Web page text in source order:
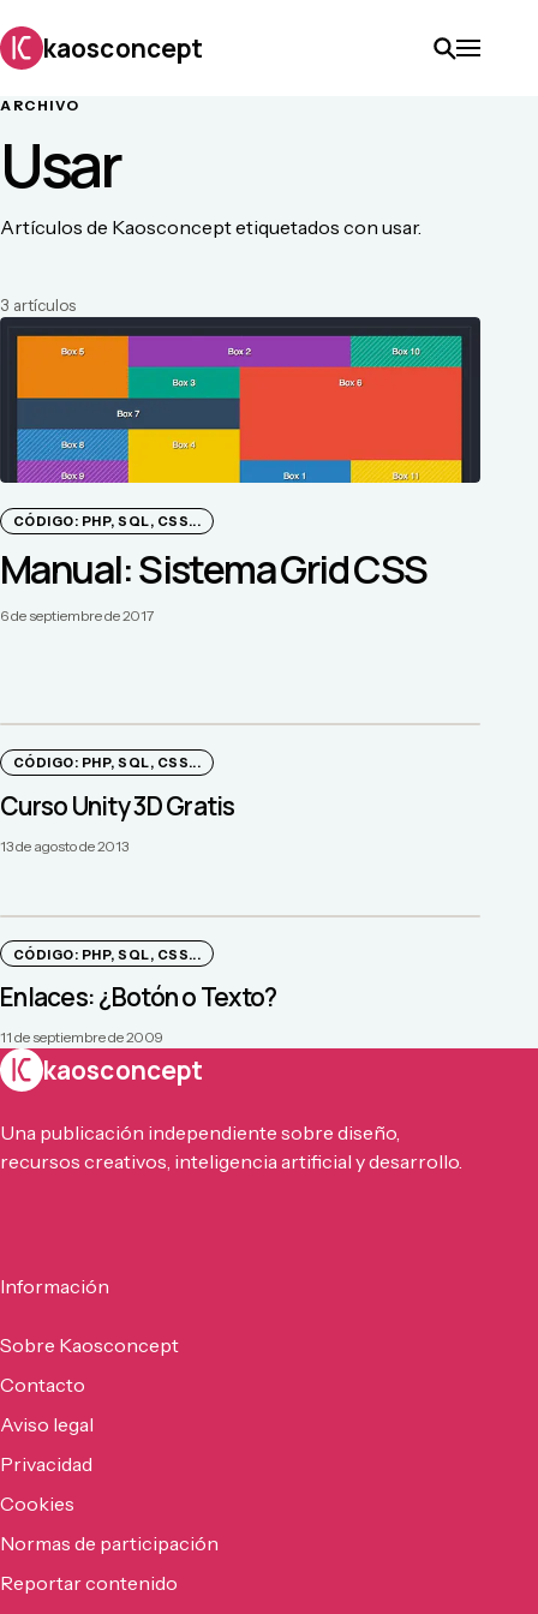
kaosconcept
ARCHIVO
Usar
Artículos de Kaosconcept etiquetados con usar.
3 artículos
CÓDIGO: PHP, SQL, CSS...
Manual: Sistema Grid CSS
6 de septiembre de 2017
CÓDIGO: PHP, SQL, CSS...
Curso Unity 3D Gratis
13 de agosto de 2013
CÓDIGO: PHP, SQL, CSS...
Enlaces: ¿Botón o Texto?
11 de septiembre de 2009
kaosconcept
Una publicación independiente sobre diseño,
recursos creativos, inteligencia artificial y desarrollo.
Información
Sobre Kaosconcept
Contacto
Aviso legal
Privacidad
Cookies
Normas de participación
Reportar contenido